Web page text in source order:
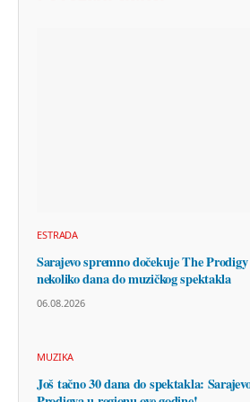
ESTRADA
Sarajevo spremno dočekuje The
nekoliko dana do muzičkog spektakla
06.08.2026
MUZIKA
Još tačno 30 dana do spektakla: